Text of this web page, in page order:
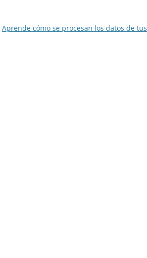
Aprende cómo se procesan los datos de tus